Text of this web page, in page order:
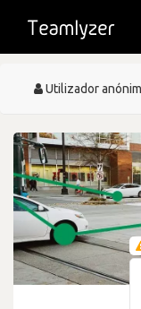
Toggle
Utilizador